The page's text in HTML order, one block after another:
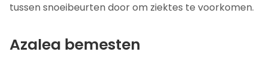
tussen snoeibeurten door om ziektes te voorkomen.
Azalea bemesten